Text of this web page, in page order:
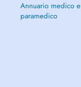
Annuario medico e
paramedico